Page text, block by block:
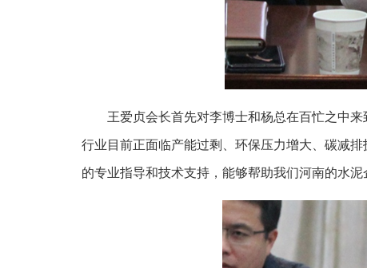
王爱贞会长首先对李博士和杨总在百忙之中
行业目前正面临产能过剩、环保压力增大、碳减
的专业指导和技术支持，能够帮助我们河南的水